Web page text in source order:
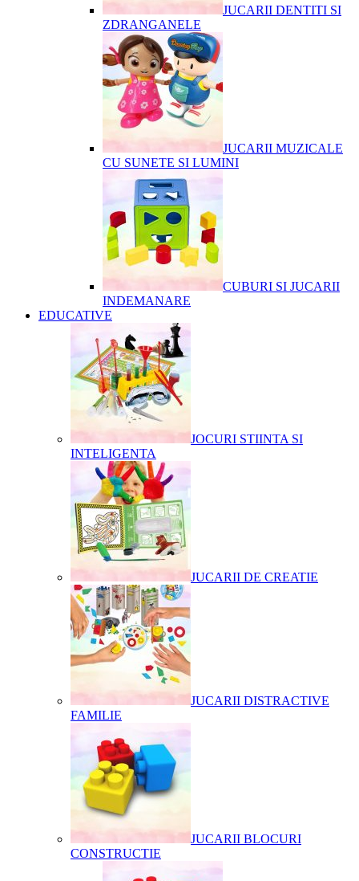
JUCARII DENTITI SI
ZDRANGANELE
JUCARII MUZICALE
CU SUNETE SI LUMINI
CUBURI SI JUCARII
INDEMANARE
EDUCATIVE
JOCURI STIINTA SI
INTELIGENTA
JUCARII DE CREATIE
JUCARII DISTRACTIVE
FAMILIE
JUCARII BLOCURI
CONSTRUCTIE